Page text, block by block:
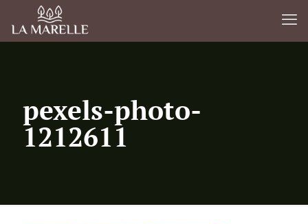
pexels-photo-
1212611